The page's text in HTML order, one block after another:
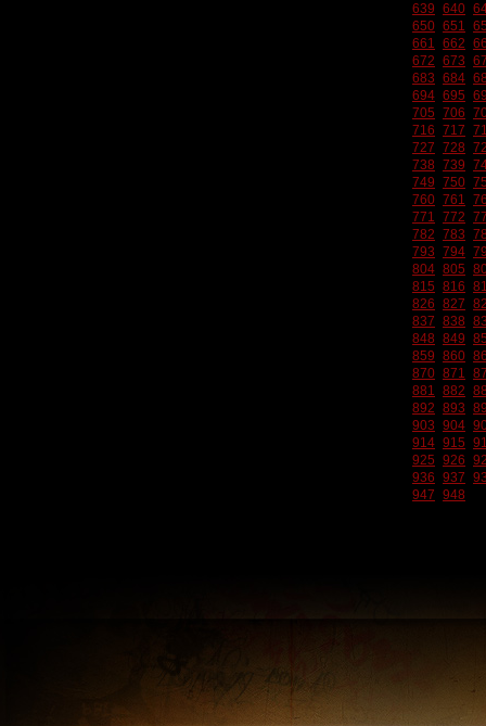
639 640
650 651
661 662
672 673
683 684
694 695
705 706
716 717
727 728
738 739
749 750
760 761
771 772
782 783
793 794
804 805
815 816
826 827
837 838
848 849
859 860
870 871
881 882
892 893
903 904
914 915
925 926
936 937
947 948